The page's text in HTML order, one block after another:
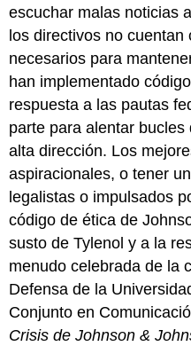
escuchar malas noticias
los directivos no
necesarios para
han implementado
respuesta a las pautas
parte para alentar
alta dirección. Los
aspiracionales, o tener
legalistas o impulsados
código de ética de
susto de Tylenol y a la
menudo celebrada de la
Defensa de la
Conjunto en
Crisis de Johnson &